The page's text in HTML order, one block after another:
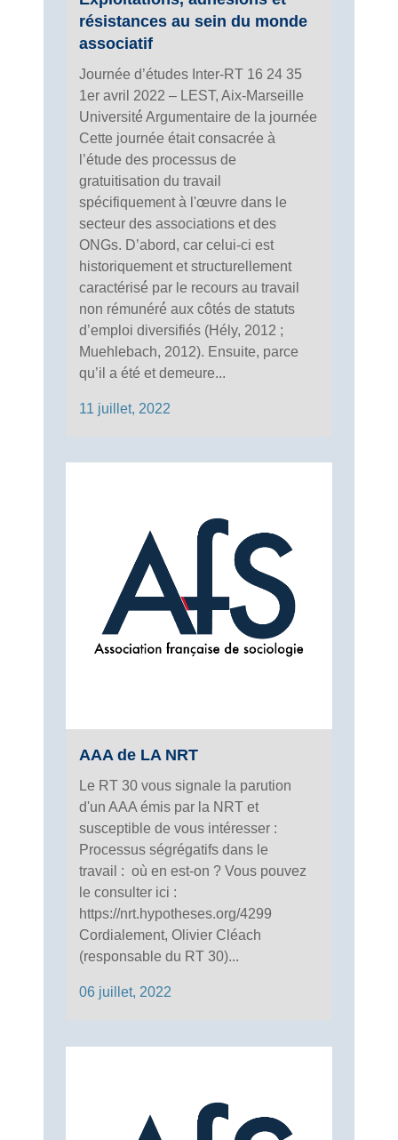
résistances au sein du monde
associatif
Journée d’études Inter-RT 16 24 35
1er avril 2022 – LEST, Aix-Marseille
Université́ Argumentaire de la journée
Cette journée était consacrée à
l’étude des processus de
gratuitisation du travail
spécifiquement à l'œuvre dans le
secteur des associations et des
ONGs. D’abord, car celui-ci est
historiquement et structurellement
caractérisé́ par le recours au travail
non rémunéré́ aux côtés de statuts
d’emploi diversifiés (Hély, 2012 ;
Muehlebach, 2012). Ensuite, parce
qu’il a été et demeure...
11 juillet, 2022
AAA de LA NRT
Le RT 30 vous signale la parution
d'un AAA émis par la NRT et
susceptible de vous intéresser :
Processus ségrégatifs dans le
travail : où en est-on ? Vous pouvez
le consulter ici :
https://nrt.hypotheses.org/4299
Cordialement, Olivier Cléach
(responsable du RT 30)...
06 juillet, 2022